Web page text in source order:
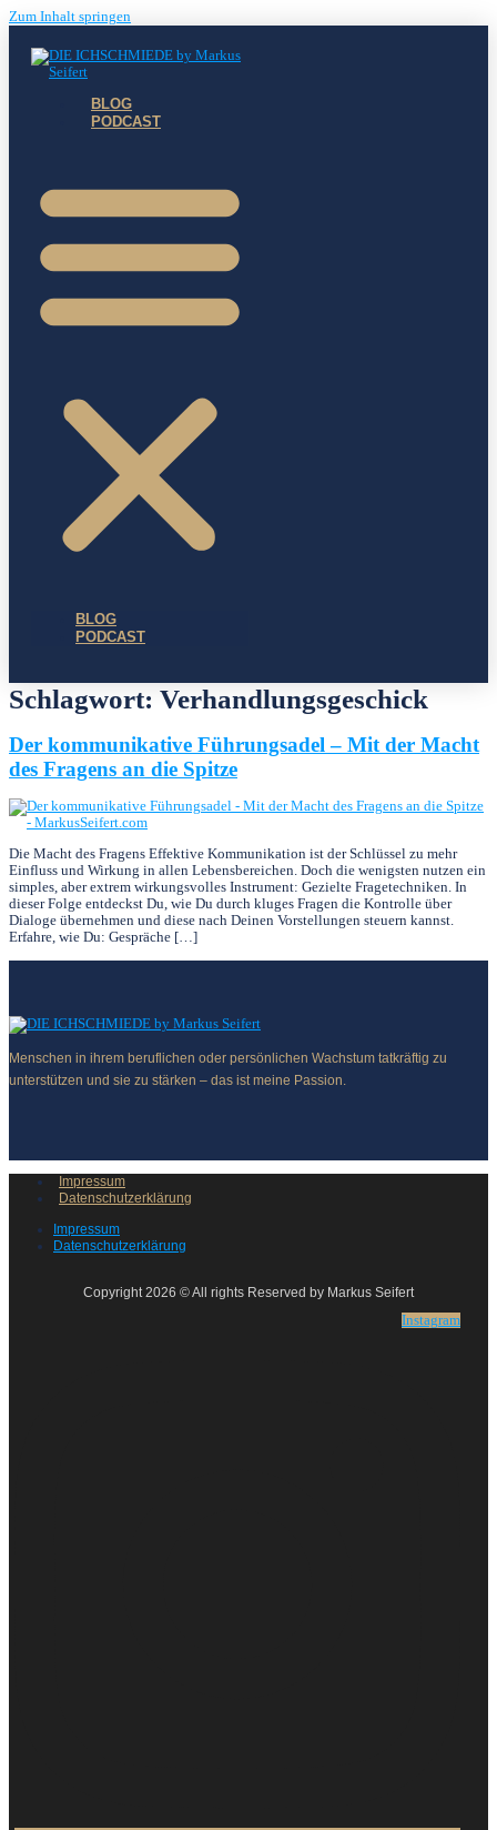
Zum Inhalt springen
BLOG
PODCAST
BLOG
PODCAST
Schlagwort: Verhandlungsgeschick
Der kommunikative Führungsadel – Mit der Macht
des Fragens an die Spitze
Die Macht des Fragens Effektive Kommunikation ist der Schlüssel zu mehr
Einfluss und Wirkung in allen Lebensbereichen. Doch die wenigsten nutzen ein
simples, aber extrem wirkungsvolles Instrument: Gezielte Fragetechniken. In
dieser Folge entdeckst Du, wie Du durch kluges Fragen die Kontrolle über
Dialoge übernehmen und diese nach Deinen Vorstellungen steuern kannst.
Erfahre, wie Du: Gespräche […]
Menschen in ihrem beruflichen oder persönlichen Wachstum tatkräftig zu
unterstützen und sie zu stärken – das ist meine Passion.
Impressum
Datenschutzerklärung
Impressum
Datenschutzerklärung
Copyright 2026 © All rights Reserved by Markus Seifert
Instagram